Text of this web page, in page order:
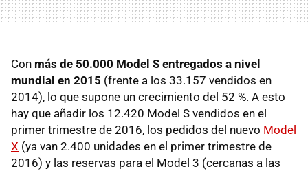
Con más de 50.000 Model S entregados a nivel
mundial en 2015 (frente a los 33.157 vendidos en
2014), lo que supone un crecimiento del 52 %. A esto
hay que añadir los 12.420 Model S vendidos en el
primer trimestre de 2016, los pedidos del nuevo Model
X (ya van 2.400 unidades en el primer trimestre de
2016) y las reservas para el Model 3 (cercanas a las